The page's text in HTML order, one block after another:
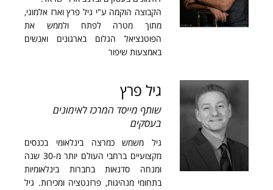
הקבוצה הוקמה ע"י גיל פרץ וארז אלמוגי,
מתוך מטרה לפתח ולממש את
הפוטנציאל הגלום בארגונים ואנשים
באמצעות שיפור
גיל פרץ
שותף מייסד המרכז לאימונים
בעסקים
גיל משמש כמרצה בינלאומי בכנסים
מקצועיים ברחבי העולם יותר מ-30 שנה
ומנחה סדנאות בחברות בינלאומיות
בתחומי מנהיגות, פרזנטציה ומכירות. גיל